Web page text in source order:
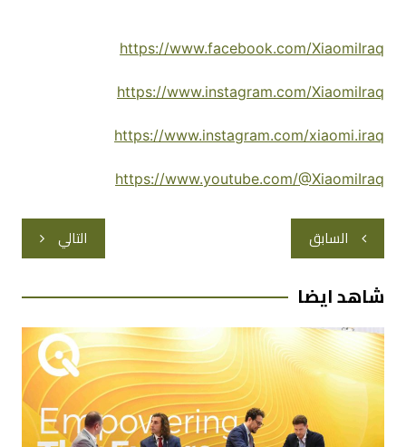
https://www.facebook.com/XiaomiIraq
https://www.instagram.com/XiaomiIraq
https://www.instagram.com/xiaomi.iraq
https://www.youtube.com/@XiaomiIraq
تصفّح
المقالات
السابق التالي
شاهد ايضا